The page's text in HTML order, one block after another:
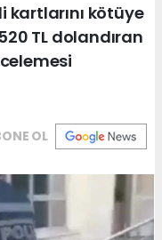
kartlarını kötüye
TL dolandıran
OL